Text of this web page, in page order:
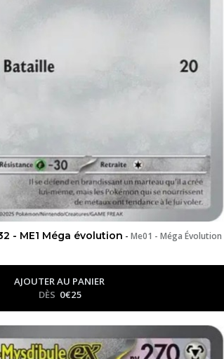
- ME1 Méga évolution - Me01 - Méga Évolution
AJOUTER AU PANIER
DÈS 0€25